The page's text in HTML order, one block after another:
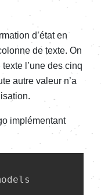
d’état en
de texte. On
l’une des cinq
autre valeur n’a
implé­men­tant